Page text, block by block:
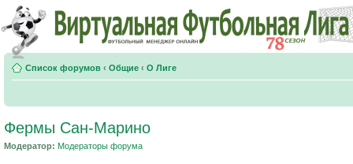
Список форумов ‹ Общие ‹ О Лиге
Фермы Сан-Марино
Модератор: Модераторы форума